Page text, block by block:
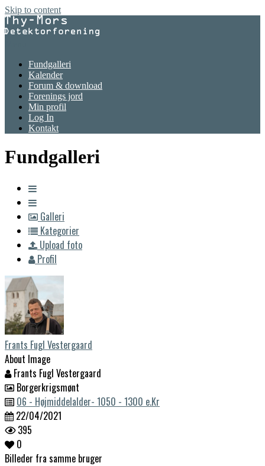
Skip to content
Fundgalleri
Kalender
Forum & download
Forenings jord
Min profil
Log In
Kontakt
Fundgalleri
Galleri
Kategorier
Upload foto
Profil
Frants Fugl Vestergaard
About Image
Frants Fugl Vestergaard
Borgerkrigsmønt
06 - Højmiddelalder- 1050 - 1300 e.Kr
22/04/2021
395
0
Billeder fra samme bruger